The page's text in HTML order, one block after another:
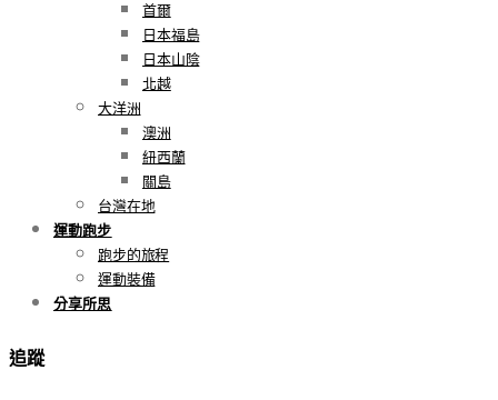
首爾
日本福島
日本山陰
北越
大洋洲
澳洲
紐西蘭
關島
台灣在地
運動跑步
跑步的旅程
運動裝備
分享所思
追蹤